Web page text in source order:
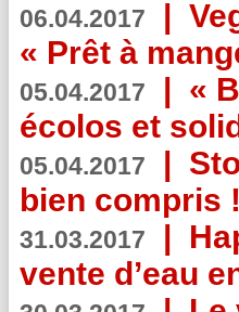
06.04.2017 |
« Prêt à
05.04.2017 | «
écolos et
05.04.2017 |
bien compris !
31.03.2017 |
vente d’eau